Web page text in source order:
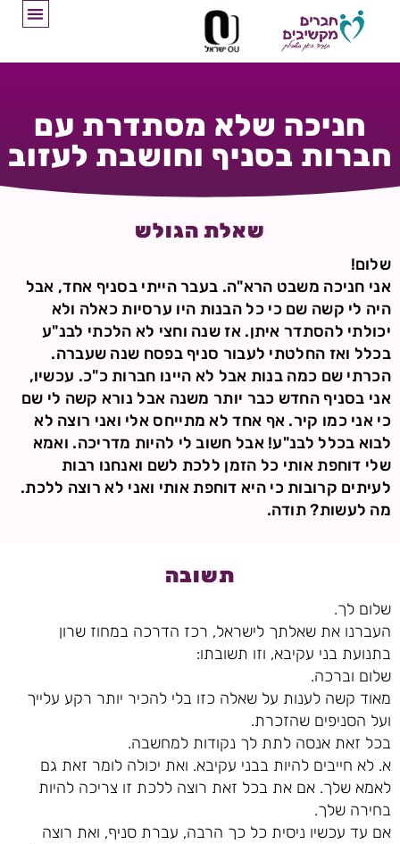
חניכה שלא מסתדרת עם
חברות בסניף וחושבת לעזוב
שאלת הגולש
שלום!
אני חניכה משבט הרא"ה. בעבר הייתי בסניף אחד, אבל
היה לי קשה שם כי כל הבנות היו ערסיות כאלה ולא
יכולתי להסתדר איתן. אז שנה וחצי לא הלכתי לבנ"ע
בכלל ואז החלטתי לעבור סניף בפסח שנה שעברה.
הכרתי שם כמה בנות אבל לא היינו חברות כ"כ. עכשיו,
אני בסניף החדש כבר יותר משנה אבל נורא קשה לי שם
כי אני כמו קיר. אף אחד לא מתייחס אלי ואני רוצה לא
לבוא בכלל לבנ"ע! אבל חשוב לי להיות מדריכה. ואמא
שלי דוחפת אותי כל הזמן ללכת לשם ואנחנו רבות
לעיתים קרובות כי היא דוחפת אותי ואני לא רוצה ללכת.
מה לעשות? תודה.
תשובה
שלום לך.
העברנו את שאלתך לישראל, רכז הדרכה במחוז שרון
בתנועת בני עקיבא, וזו תשובתו:
שלום וברכה.
מאוד קשה לענות על שאלה כזו בלי להכיר יותר רקע עלייך
ועל הסניפים שהזכרת.
בכל זאת אנסה לתת לך נקודות למחשבה.
א. לא חייבים להיות בבני עקיבא. ואת יכולה לומר זאת גם
לאמא שלך. אם את בכל זאת רוצה ללכת זו צריכה להיות
בחירה שלך.
אם עד עכשיו ניסית כל כך הרבה, עברת סניף, ואת רוצה